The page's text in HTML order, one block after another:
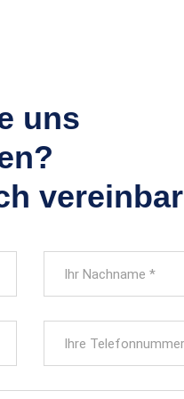
uns